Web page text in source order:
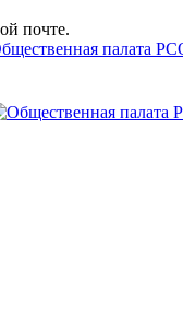
почте.
палата